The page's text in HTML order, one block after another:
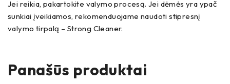
Jei reikia, pakartokite valymo procesą. Jei dėmės yra ypač
sunkiai įveikiamos, rekomenduojame naudoti stipresnį
valymo tirpalą – Strong Cleaner.
Panašūs produktai